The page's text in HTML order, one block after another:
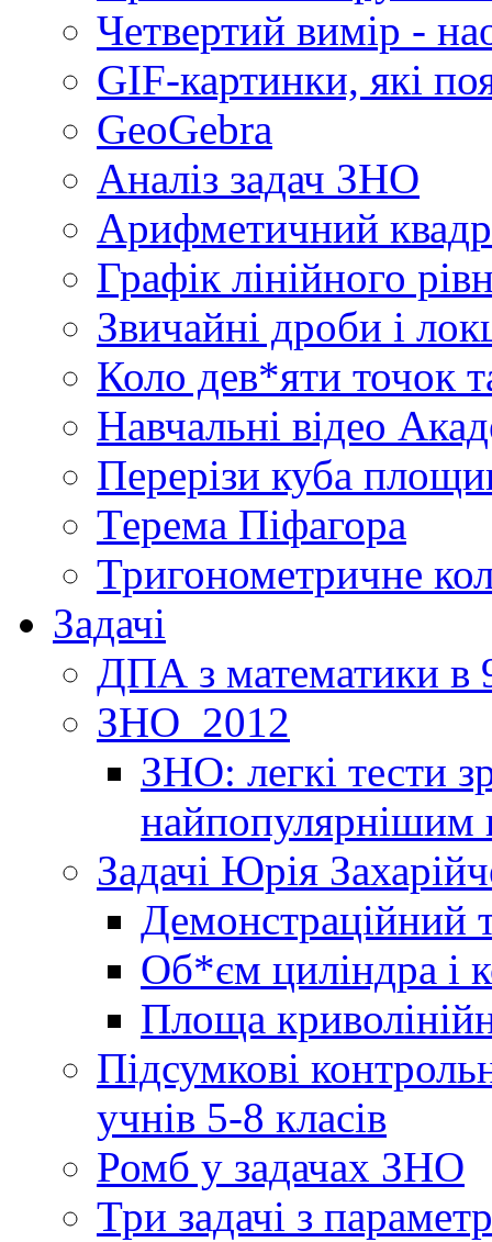
Четвертий вимір -
GIF-картинки, які
GeoGebra
Аналіз задач ЗНО
Арифметичний
Графік лінійного
Звичайні дроби і
Коло дев*яти точок
Навчальні відео
Перерізи куба
Терема Піфагора
Тригонометричне
Задачі
ДПА з математики в
ЗНО_2012
ЗНО: легкі тести
найпопулярнішим
Задачі Юрія
Демонстраційний
Об*єм циліндра і
Площа
Підсумкові
учнів 5-8 класів
Ромб у задачах ЗНО
Три задачі з